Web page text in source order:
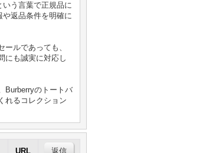
う言葉で正規品に
返品条件を明確に
ルであっても、
にも誠実に対応し
Burberryのトートバ
れるコレクション
URL